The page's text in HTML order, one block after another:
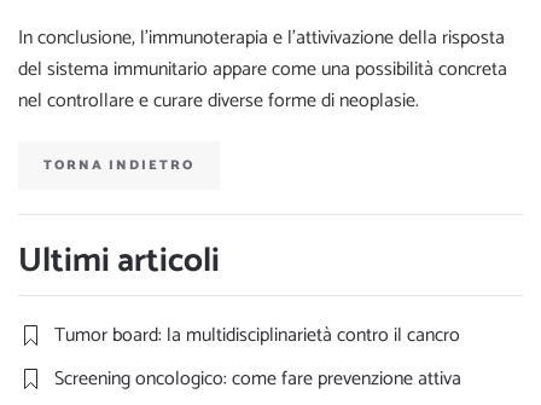
In conclusione, l’immunoterapia e l’attivivazione della risposta
del sistema immunitario appare come una possibilità concreta
nel controllare e curare diverse forme di neoplasie.
TORNA INDIETRO
Ultimi articoli
Tumor board: la multidisciplinarietà contro il cancro
Screening oncologico: come fare prevenzione attiva